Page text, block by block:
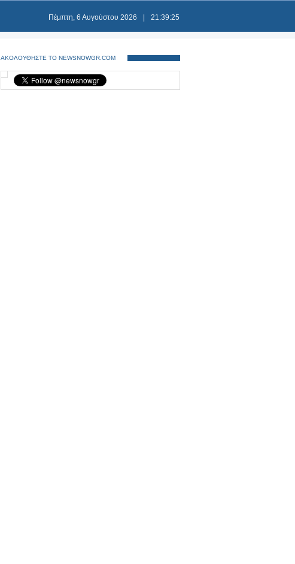
Πέμπτη, 6 Αυγούστου 2026 21:39:25
ΑΚΟΛΟΥΘΗΣΤΕ ΤΟ NEWSNOWGR.COM